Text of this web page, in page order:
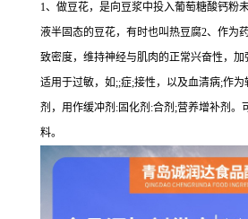
1、做豆花，是向豆浆中投入葡萄糖酸钙粉
液半固态的豆花，有时也叫热豆腐2、作为
致密度，维持神经与肌肉的正常兴奋性，加
适用于过敏，如;;症;接性，以及血清病;作为
剂，用作缓冲剂:固化剂:合剂;营养增补剂。
料。